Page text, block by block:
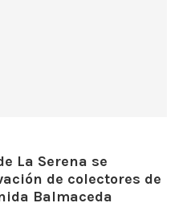
La Serena se
de colectores de
Balmaceda